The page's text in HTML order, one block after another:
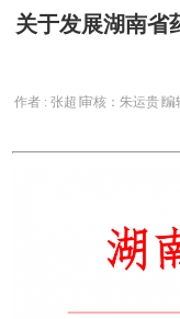
关于发展湖南省
作者 : 张超∣审核：朱运贵∣